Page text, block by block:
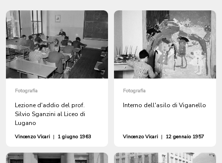
Fotografia
Lezione d'addio del prof.
Silvio Sganzini al Liceo di
Lugano
Vincenzo Vicari | 1 giugno 1963
Fotografia
Interno dell'asilo di Viganello
Vincenzo Vicari | 12 gennaio 1957